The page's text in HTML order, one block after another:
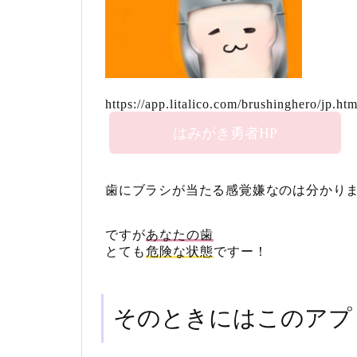
https://app.litalico.com/brushinghero/
はみがき勇者HP
歯にブラシが当たる感覚嫌なのは分かりま
ですがあなたの歯
とても危険な状態ですー！
そのときにはこのア